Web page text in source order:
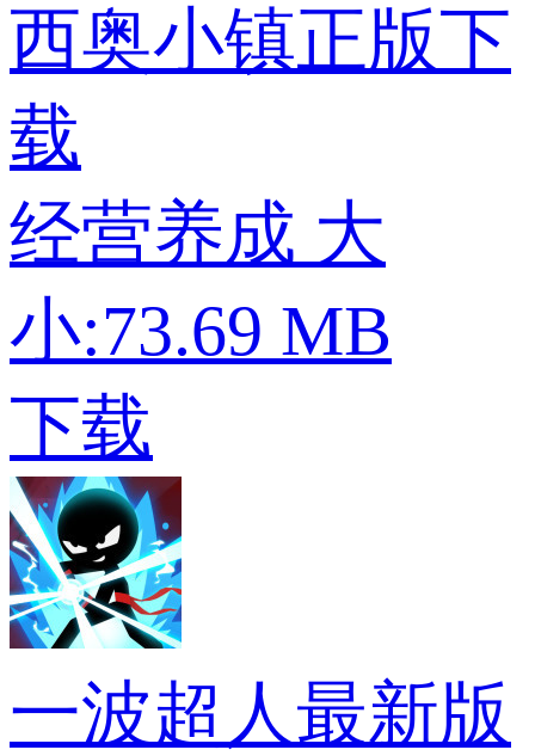
西奥小镇正版下
载
经营养成 大
小:73.69 MB
下载
一波超人最新版